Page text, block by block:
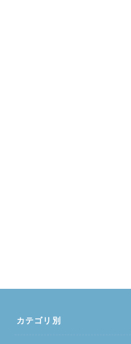
カテゴリ別